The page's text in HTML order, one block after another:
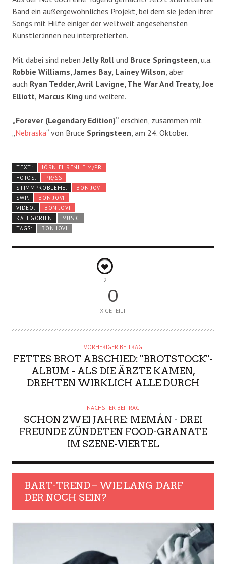
Band ein außergewöhnliches Projekt, bei dem sie jeden ihrer
Songs mit Hilfe einiger der weltweit angesehensten
Künstler:innen neu interpretierten.
Mit dabei sind nebenJelly Roll und Bruce Springsteen, u.a.
Robbie Williams, James Bay, Lainey Wilson, aber
auch Ryan Tedder, Avril Lavigne, The War And Treaty, Joe
Elliott, Marcus King und weitere.
„Forever (Legendary Edition)“ erschien, zusammen mit
„Nebraska“ von Bruce Springsteen, am 24. Oktober.
TEXT:
JÖRN EHRENHEIM/PR
FOTOS:
PR/SS
STIMMPROBLEME:
BON JOVI
SWP:
BON JOVI
VIDEO:
BON JOVI
KATEGORIEN
MUSIC
TAGS:
BON JOVI
2
0
X GETEILT
VORHERIGER BEITRAG
FETTES BROT ABSCHIED: "BROTSTOCK"-
ALBUM - ALS DIE ÄRZTE KAMEN,
DREHTEN WIRKLICH ALLE DURCH
NÄCHSTER BEITRAG
SCHON ZWEI JAHRE: MEMÁN - DREI
FREUNDE ZÜNDETEN FOOD-GRANATE
IM SZENE-VIERTEL
BART-TREND – WIE LANG DARF
DER NOCH SEIN?